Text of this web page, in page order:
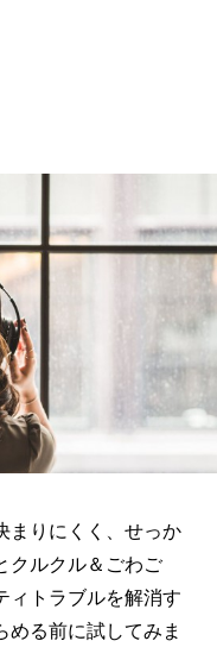
まりにくく、せっか
クルクル＆ごわご
トラブルを解消す
める前に試してみま